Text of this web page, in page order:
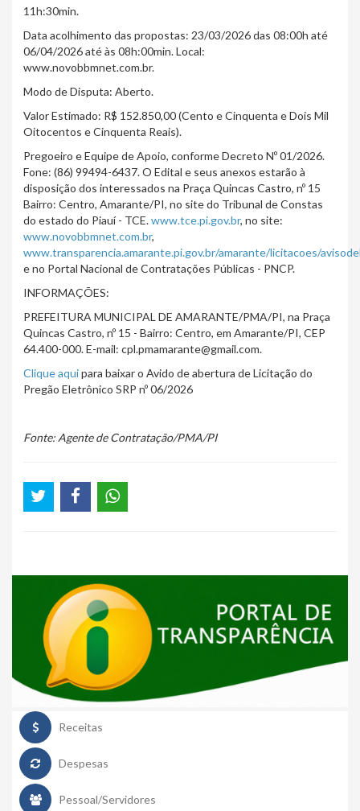
11h:30min.
Data acolhimento das propostas: 23/03/2026 das 08:00h até
06/04/2026 até às 08h:00min. Local:
www.novobbmnet.com.br.
Modo de Disputa: Aberto.
Valor Estimado: R$ 152.850,00 (Cento e Cinquenta e Dois Mil
Oitocentos e Cinquenta Reais).
Pregoeiro e Equipe de Apoio, conforme Decreto Nº 01/2026.
Fone: (86) 99494-6437. O Edital e seus anexos estarão à
disposição dos interessados na Praça Quincas Castro, nº 15
Bairro: Centro, Amarante/PI, no site do Tribunal de Constas
do estado do Piauí - TCE.www.tce.pi.gov.br, no site:
www.novobbmnet.com.br,
www.transparencia.amarante.pi.gov.br/amarante/licitacoes/
e no Portal Nacional de Contratações Públicas - PNCP.
INFORMAÇÕES:
PREFEITURA MUNICIPAL DE AMARANTE/PMA/PI, na Praça
Quincas Castro, nº 15 - Bairro: Centro, em Amarante/PI, CEP
64.400-000. E-mail: cpl.pmamarante@gmail.com.
Clique aquipara baixar o Avido de abertura de Licitação do
Pregão Eletrônico SRP nº 06/2026
Fonte: Agente de Contratação/PMA/PI
Receitas
Despesas
Pessoal/Servidores